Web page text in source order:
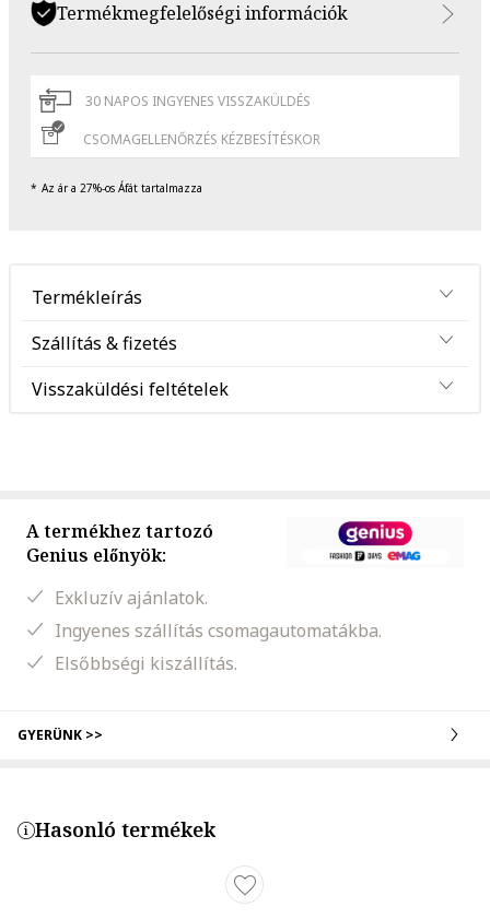
Termékmegfelelőségi információk
30 NAPOS INGYENES VISSZAKÜLDÉS
CSOMAGELLENŐRZÉS KÉZBESÍTÉSKOR
Az ár a 27%-os Áfát tartalmazza
Termékleírás
Szállítás & fizetés
Visszaküldési feltételek
A termékhez tartozó
Genius előnyök:
Exkluzív ajánlatok.
Ingyenes szállítás csomagautomatákba.
Elsőbbségi kiszállítás.
GYERÜNK >>
Hasonló termékek